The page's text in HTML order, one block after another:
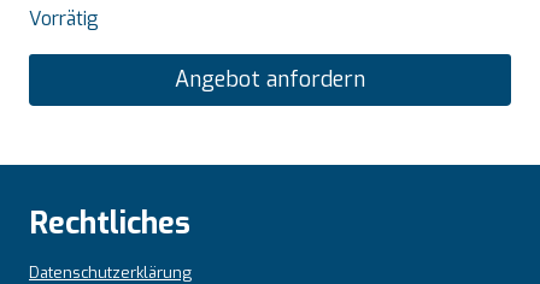
Vorrätig
Angebot anfordern
Rechtliches
Datenschutzerklärung